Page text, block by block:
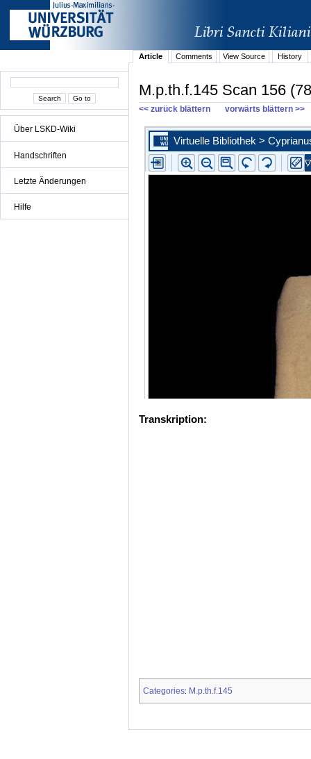
Über LSKD-Wiki
Handschriften
Letzte Änderungen
Hilfe
Article Comments View Source History
M.p.th.f.145 Scan 156
<< zurück blättern vorwärts blättern >>
Transkription:
Categories: M.p.th.f.145